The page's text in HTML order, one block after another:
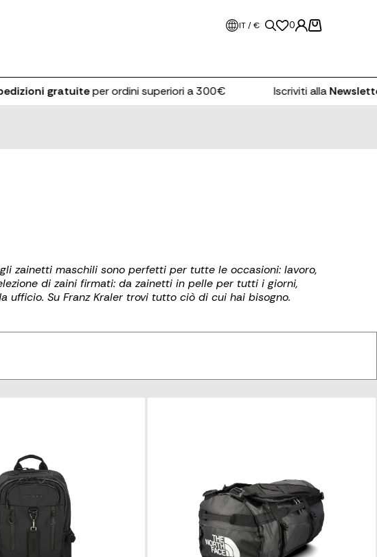
IT / € 0
gratuiteper ordini superiori a 300€ Iscriviti allaNewsletter
zainetti maschili sono perfetti per tutte le occasioni: lavoro,
di zaini firmati: da zainetti in pelle per tutti i giorni,
Su Franz Kraler trovi tutto ciò di cui hai bisogno.